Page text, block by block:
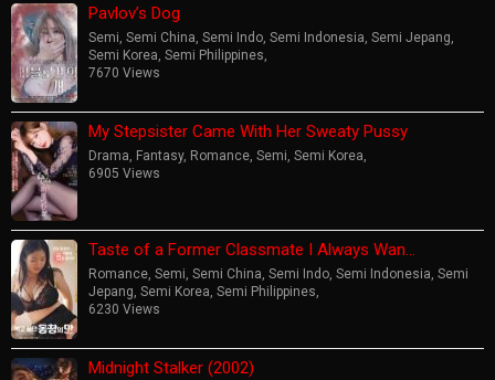
Pavlov’s Dog
Semi, Semi China, Semi Indo, Semi Indonesia, Semi Jepang,
Semi Korea, Semi Philippines,
7670 Views
My Stepsister Came With Her Sweaty Pussy
Drama, Fantasy, Romance, Semi, Semi Korea,
6905 Views
Taste of a Former Classmate I Always Wan…
Romance, Semi, Semi China, Semi Indo, Semi Indonesia, Semi
Jepang, Semi Korea, Semi Philippines,
6230 Views
Midnight Stalker (2002)